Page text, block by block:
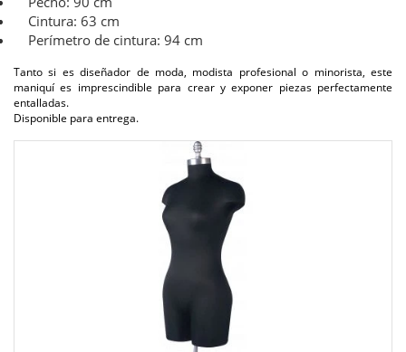
Cintura: 63 cm
Perímetro de cintura: 94 cm
Tanto si es diseñador de moda, modista profesional o minorista, este
maniquí es imprescindible para crear y exponer piezas perfectamente
entalladas.
Disponible para entrega.